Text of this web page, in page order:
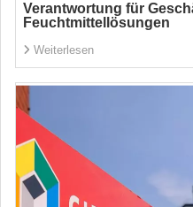
Verantwortung für
Feuchtmittellösungen
Weiterlesen